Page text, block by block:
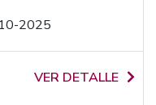
2025
VER DETALLE